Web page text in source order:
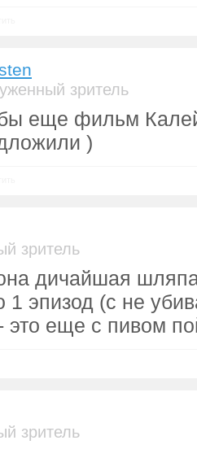
зритель
еще фильм
)
зритель
дичайшая
1 эпизод (с не
это еще с пивом
зритель